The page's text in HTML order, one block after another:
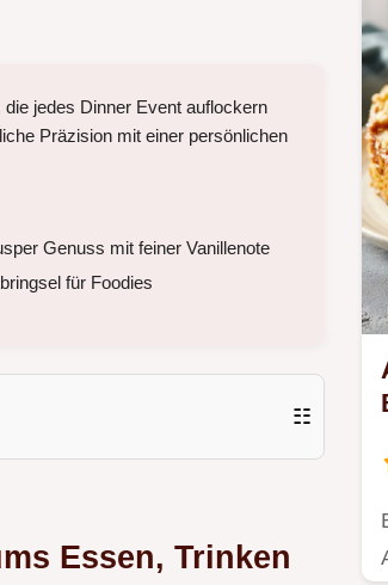
jedes Dinner Event auflockern
Präzision mit einer persönlichen
Genuss mit feiner Vanillenote
für Foodies
☷
Essen, Trinken